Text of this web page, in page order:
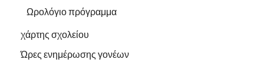
Ωρολόγιο πρόγραμμα
χάρτης σχολείου
Ώρες ενημέρωσης γονέων